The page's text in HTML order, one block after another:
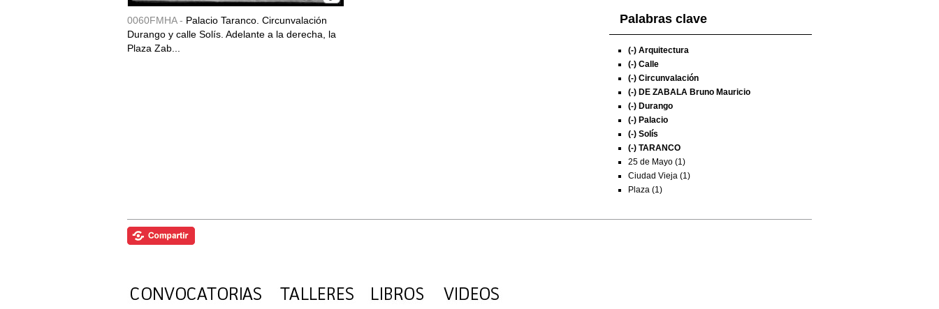
0060FMHA - Palacio Taranco. Circunvalación
Durango y calle Solís. Adelante a la derecha, la
Plaza Zab...
Palabras clave
(-) Arquitectura
(-) Calle
(-) Circunvalación
(-) DE ZABALA Bruno Mauricio
(-) Durango
(-) Palacio
(-) Solís
(-) TARANCO
25 de Mayo (1)
Ciudad Vieja (1)
Plaza (1)